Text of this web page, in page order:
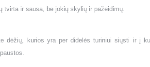
tvirta ir sausa, be jokių skylių ir pažeidimų.
dėžių, kurios yra per didelės turiniui siųsti ir į